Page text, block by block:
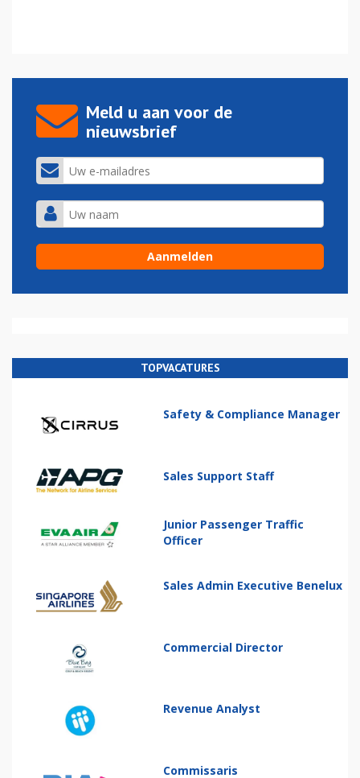
Meld u aan voor de
nieuwsbrief
TOPVACATURES
Safety & Compliance Manager
Sales Support Staff
Junior Passenger Traffic
Officer
Sales Admin Executive Benelux
Commercial Director
Revenue Analyst
Commissaris